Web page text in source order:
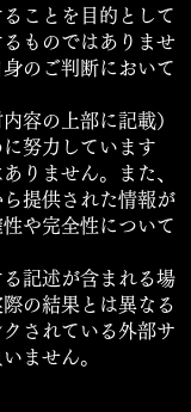
ことを目的として
ものではありませ
のご判断において
容の上部に記載）
努力しています
りません。また、
提供された情報が
や完全性について
記述が含まれる場
の結果とは異なる
されている外部サ
ません。